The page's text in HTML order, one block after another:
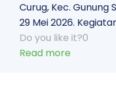
Curug, Kec. Gunung
29 Mei 2026.
Do you like it?0
Read more